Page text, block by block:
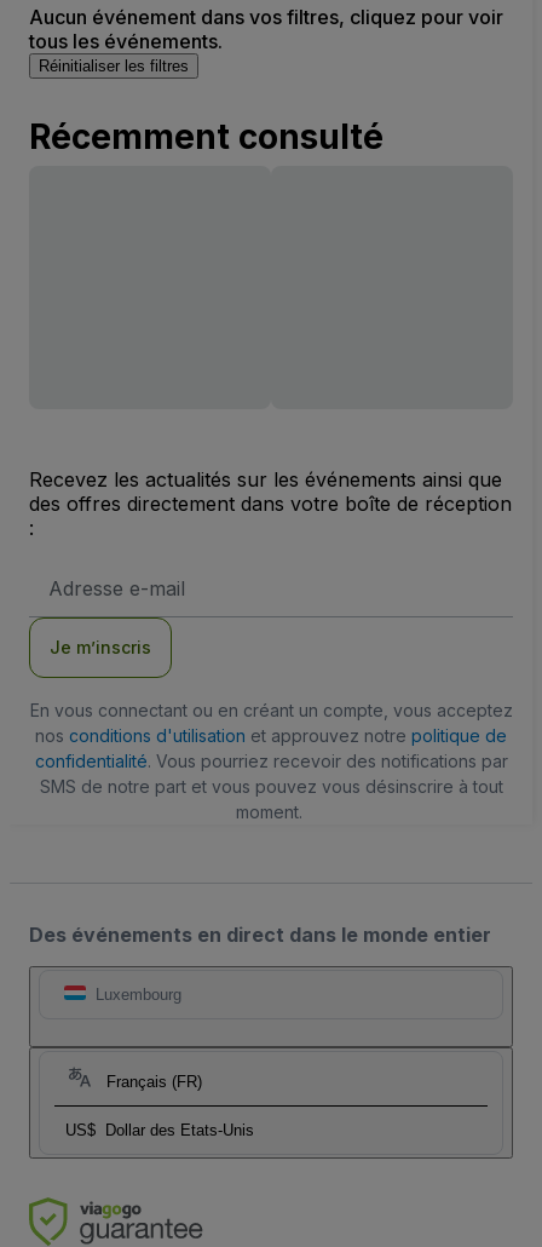
Aucun événement dans vos filtres, cliquez pour voir
tous les événements.
Réinitialiser les filtres
Récemment consulté
Recevez les actualités sur les événements ainsi que
des offres directement dans votre boîte de réception
:
e-
Je m’inscris
En vous connectant ou en créant un compte, vous acceptez
nos conditions d'utilisation et approuvez notre politique de
confidentialité. Vous pourriez recevoir des notifications par
SMS de notre part et vous pouvez vous désinscrire à tout
moment.
Des événements en direct dans le monde entier
Luxembourg
Français (FR)
US$ Dollar des Etats-Unis